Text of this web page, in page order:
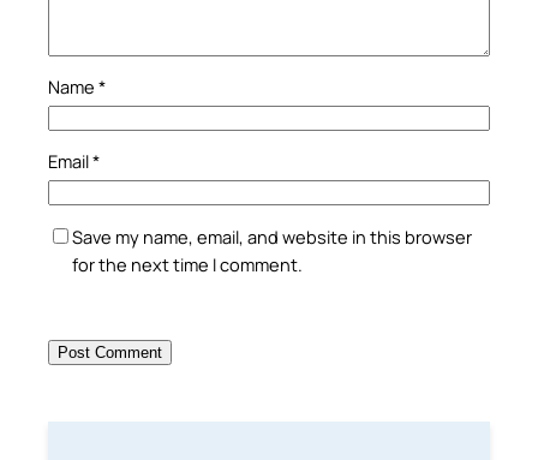
Name *
Email*
Save my name, email, and website in this browser
for the next time I comment.